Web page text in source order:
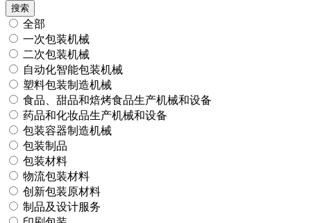
搜索
全部
一次包装机械
二次包装机械
自动化智能包装机械
塑料包装制造机械
食品、甜品和焙烤食品生产机械和设备
药品和化妆品生产机械和设备
包装容器制造机械
包装制品
包装材料
物流包装材料
创新包装原材料
制品及设计服务